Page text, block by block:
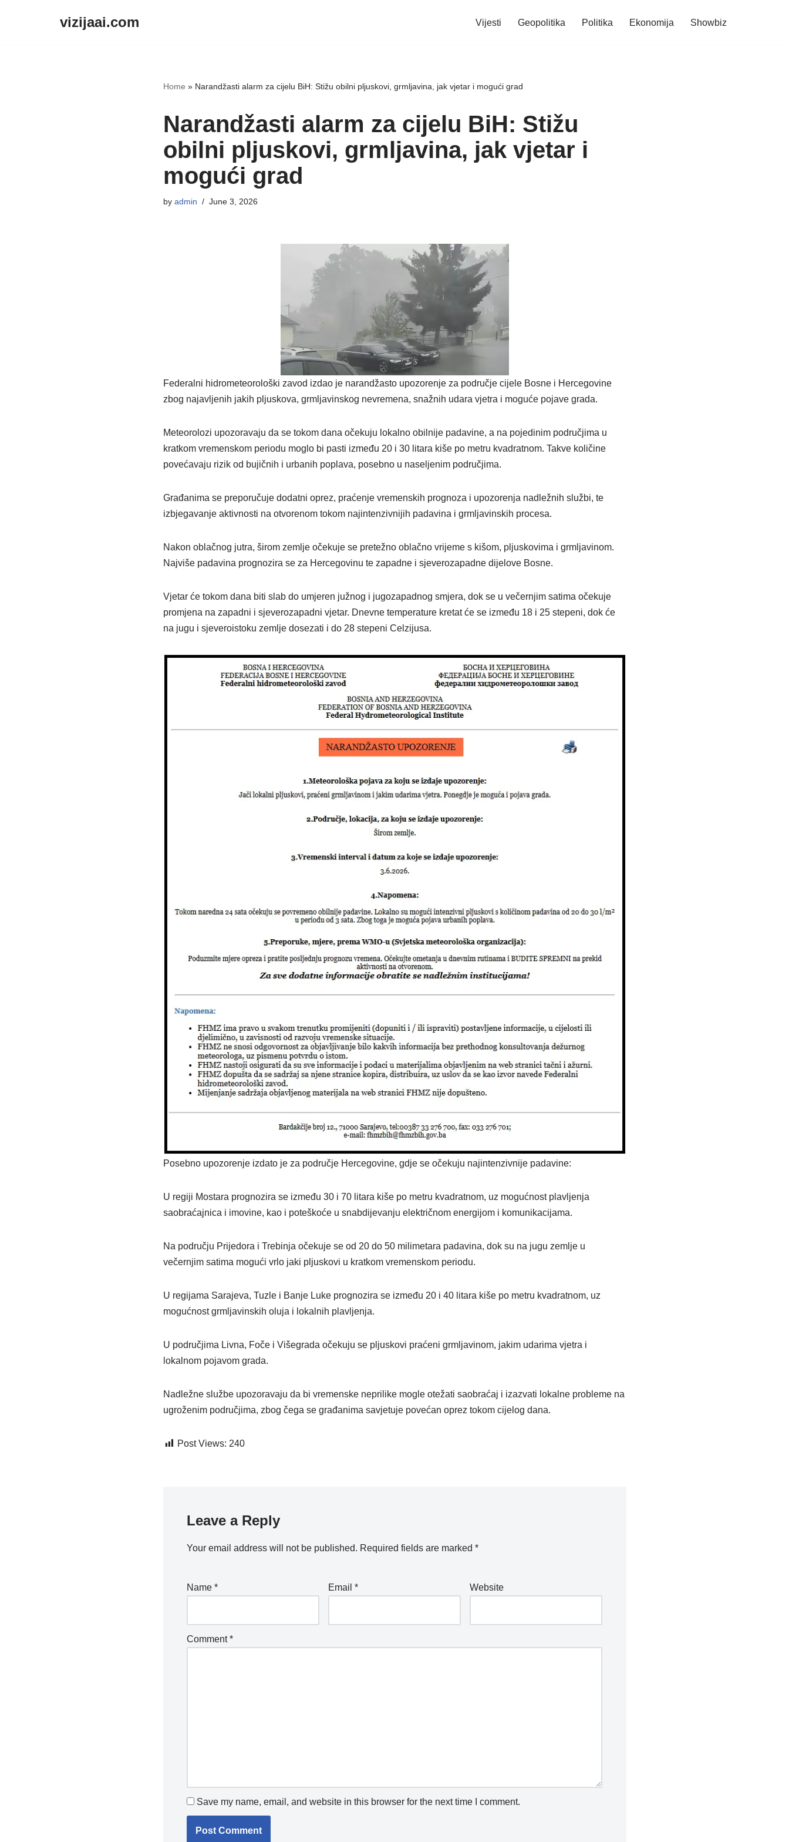
vizijaai.com Vijesti Geopolitika Politika Ekonomija Showbiz
Home » Narandžasti alarm za cijelu BiH: Stižu obilni pljuskovi, grmljavina, jak vjetar i mogući grad
Narandžasti alarm za cijelu BiH: Stižu
obilni pljuskovi, grmljavina, jak vjetar i
mogući grad
by admin June 3, 2026
Federalni hidrometeorološki zavod izdao je narandžasto upozorenje za područje cijele Bosne i Hercegovine
zbog najavljenih jakih pljuskova, grmljavinskog nevremena, snažnih udara vjetra i moguće pojave grada.
Meteorolozi upozoravaju da se tokom dana očekuju lokalno obilnije padavine, a na pojedinim područjima u
kratkom vremenskom periodu moglo bi pasti između 20 i 30 litara kiše po metru kvadratnom. Takve količine
povećavaju rizik od bujičnih i urbanih poplava, posebno u naseljenim područjima.
Građanima se preporučuje dodatni oprez, praćenje vremenskih prognoza i upozorenja nadležnih službi, te
izbjegavanje aktivnosti na otvorenom tokom najintenzivnijih padavina i grmljavinskih procesa.
Nakon oblačnog jutra, širom zemlje očekuje se pretežno oblačno vrijeme s kišom, pljuskovima i grmljavinom.
Najviše padavina prognozira se za Hercegovinu te zapadne i sjeverozapadne dijelove Bosne.
Vjetar će tokom dana biti slab do umjeren južnog i jugozapadnog smjera, dok se u večernjim satima očekuje
promjena na zapadni i sjeverozapadni vjetar. Dnevne temperature kretat će se između 18 i 25 stepeni, dok će
na jugu i sjeveroistoku zemlje dosezati i do 28 stepeni Celzijusa.
Posebno upozorenje izdato je za područje Hercegovine, gdje se očekuju najintenzivnije padavine:
U regiji Mostara prognozira se između 30 i 70 litara kiše po metru kvadratnom, uz mogućnost plavljenja
saobraćajnica i imovine, kao i poteškoće u snabdijevanju električnom energijom i komunikacijama.
Na području Prijedora i Trebinja očekuje se od 20 do 50 milimetara padavina, dok su na jugu zemlje u
večernjim satima mogući vrlo jaki pljuskovi u kratkom vremenskom periodu.
U regijama Sarajeva, Tuzle i Banje Luke prognozira se između 20 i 40 litara kiše po metru kvadratnom, uz
mogućnost grmljavinskih oluja i lokalnih plavljenja.
U područjima Livna, Foče i Višegrada očekuju se pljuskovi praćeni grmljavinom, jakim udarima vjetra i
lokalnom pojavom grada.
Nadležne službe upozoravaju da bi vremenske neprilike mogle otežati saobraćaj i izazvati lokalne probleme na
ugroženim područjima, zbog čega se građanima savjetuje povećan oprez tokom cijelog dana.
Post Views: 240
Leave a Reply
Your email address will not be published. Required fields are marked *
Name * Email * Website
Comment*
Save my name, email, and website in this browser for the next time I comment.